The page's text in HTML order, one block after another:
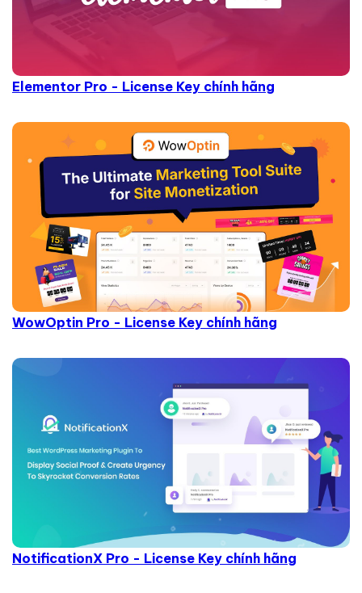
Elementor Pro - License Key chính hãng
WowOptin Pro - License Key chính hãng
NotificationX Pro - License Key chính hãng